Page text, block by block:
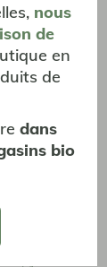
artisanale
nos cafés
origine
nous
de
en
de
dans
bio